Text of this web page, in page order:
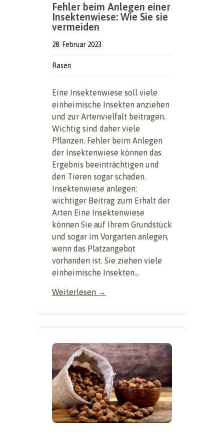
Fehler beim Anlegen einer
Insektenwiese: Wie Sie sie
vermeiden
28. Februar 2023
Rasen
Eine Insektenwiese soll viele
einheimische Insekten anziehen
und zur Artenvielfalt beitragen.
Wichtig sind daher viele
Pflanzen. Fehler beim Anlegen
der Insektenwiese können das
Ergebnis beeinträchtigen und
den Tieren sogar schaden.
Insektenwiese anlegen:
wichtiger Beitrag zum Erhalt der
Arten Eine Insektenwiese
können Sie auf Ihrem Grundstück
und sogar im Vorgarten anlegen,
wenn das Platzangebot
vorhanden ist. Sie ziehen viele
einheimische Insekten...
Weiterlesen →